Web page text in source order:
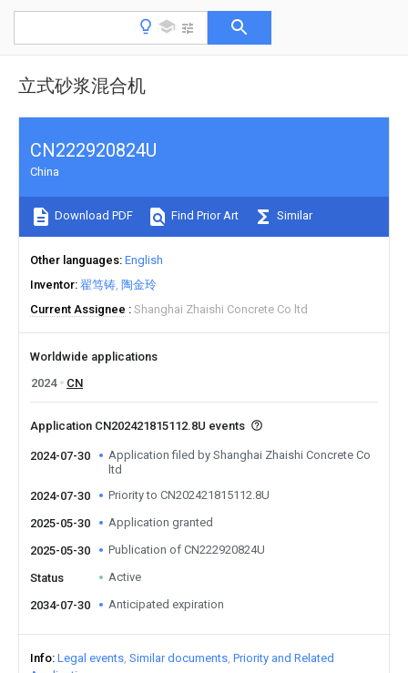
立式砂浆混合机
CN222920824U
China
Download PDF Find Prior Art Similar
Other languages English
Inventor 翟笃铸 陶金玲
Current Assignee
Shanghai Zhaishi Concrete Co ltd
Worldwide applications
2024
CN
Application CN202421815112.8U events
2024-07-30
Application filed by Shanghai Zhaishi Concrete Co
ltd
2024-07-30
Priority to CN202421815112.8U
2025-05-30 Application granted
2025-05-30 Publication of CN222920824U
Status Active
2034-07-30 Anticipated expiration
Info Legal events Similar documents Priority and Related